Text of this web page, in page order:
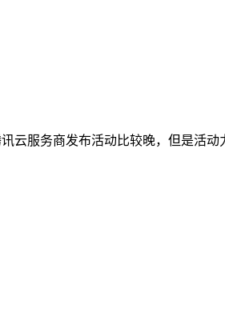
云服务商发布活动比较晚，但是活